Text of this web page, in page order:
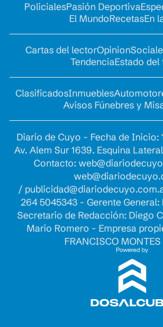
PolicialesPasión Deportiva
El MundoRecetasEn
Cartas del lectorOpinion
TendenciaEstado del
ClasificadosInmuebles
Avisos Fúnebres y
Diario de Cuyo - Fecha de Inicio:
Av. Alem Sur 1639. Esquina
Contacto:
/
264 5045343 - Gerente
Secretario de Redacción: Diego
Mario Romero - Empresa
FRANCISCO MONTES